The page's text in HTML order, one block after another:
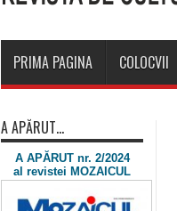
PRIMA PAGINA COLOCVII
A APĂRUT…
A APĂRUT nr. 2/2024
al revistei MOZAICUL